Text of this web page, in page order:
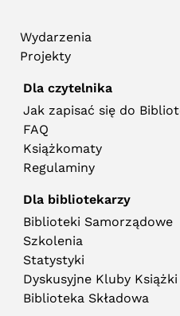
Wydarzenia
Projekty
Dla czytelnika
Jak zapisać się do
FAQ
Książkomaty
Regulaminy
Dla bibliotekarzy
Biblioteki Samorządowe
Szkolenia
Statystyki
Dyskusyjne Kluby Książki
Biblioteka Składowa